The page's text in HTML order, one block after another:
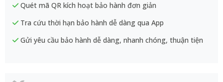
Quét mã QR kích hoạt bảo hành đơn giản
Tra cứu thời hạn bảo hành dễ dàng qua App
Gửi yêu cầu bảo hành dễ dàng, nhanh chóng, thuận tiện